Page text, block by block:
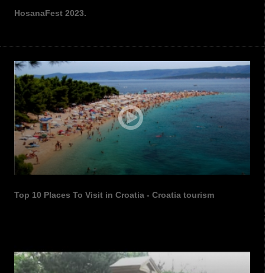
HosanaFest 2023.
Top 10 Places To Visit in Croatia - Croatia tourism